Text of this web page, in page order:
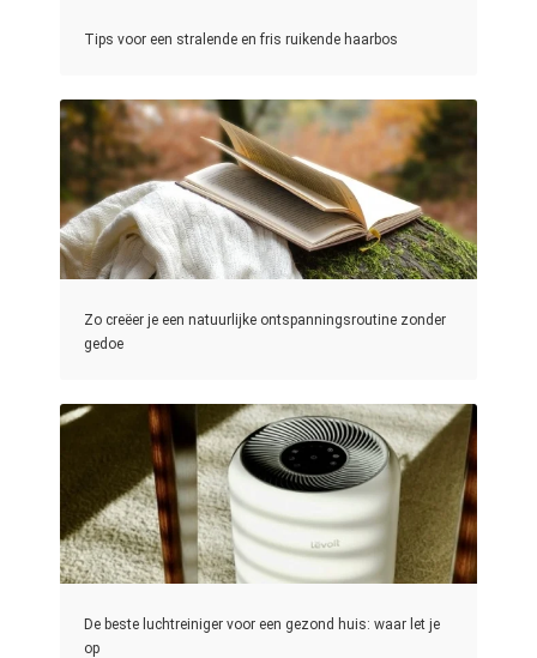
Tips voor een stralende en fris ruikende haarbos
Zo creëer je een natuurlijke ontspanningsroutine zonder
gedoe
De beste luchtreiniger voor een gezond huis: waar let je
op